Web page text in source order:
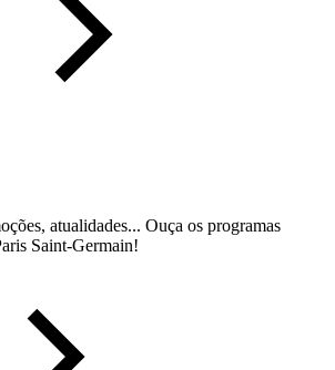
atualidades... Ouça os programas
Saint-Germain!